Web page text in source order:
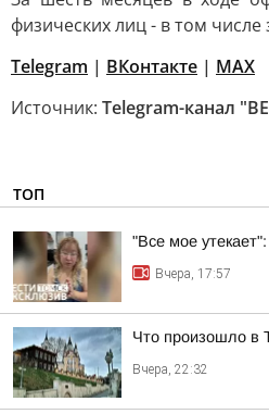
физических лиц - в том
Telegram | ВКонтакте | МАХ
Источник: Telegram-канал
ТОП
"Все мое
Вчера, 17:57
Что произошло в
Вчера, 22:32